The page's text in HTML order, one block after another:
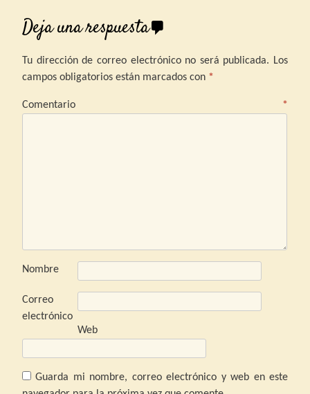
Deja una respuesta
Tu dirección de correo electrónico no será publicada. Los
campos obligatorios están marcados con *
Comentario *
Nombre
Correo
electrónico
Web
Guarda mi nombre, correo electrónico y web en este